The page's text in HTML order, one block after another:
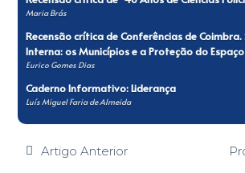
Maria Brás
Recensão crítica de Conferências de Coimbra.
Interna: os Municípios e a Proteção do
Eurico Gomes Dias
Caderno Informativo: Liderança
Luís Miguel Faria de Almeida
Artigo Anterior